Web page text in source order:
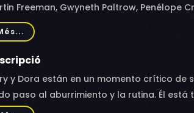
Freeman, Gwyneth Paltrow, Penélope
Doubell, Steffan Boje, Stephen Graham,
Williams, Joyce Springer, Skye Bennett,
George, Jarvis Cocker, Vinod Nagpal,
y Dora están en un momento crítico de
paso al aburrimiento y la rutina. Él
le anima a la infidelidad. Algo tiene